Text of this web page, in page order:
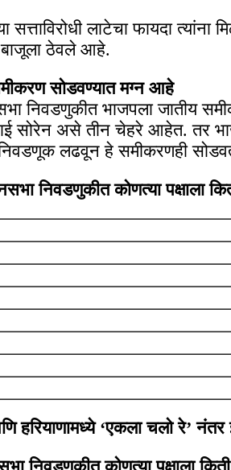
सत्ताविरोधी लाटेचा फायदा
बाजूला ठेवले आहे.
सोडवण्यात मग्न आहे
निवडणुकीत भाजपला जातीय
सोरेन असे तीन चेहरे आहेत. तर
निवडणूक लढवून हे समीकरणही
निवडणुकीत कोणत्या पक्षाला
हरियाणामध्ये ‘एकला चलो रे’